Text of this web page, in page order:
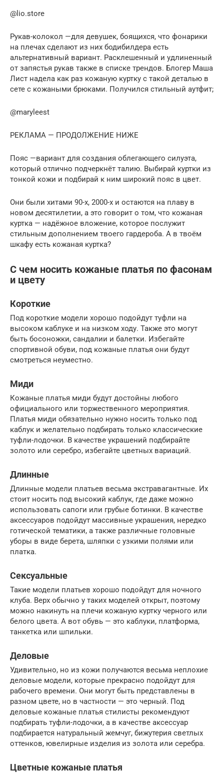
@lio.store
Рукав-колокол —для девушек, боящихся, что фонарики
на плечах сделают из них бодибилдера есть
альтернативный вариант. Расклешенный и удлиненный
от запястья рукав также в списке трендов. Блогер Маша
Лист надела как раз кожаную куртку с такой деталью в
сете с кожаными брюками. Получился стильный аутфит;
@maryleest
РЕКЛАМА — ПРОДОЛЖЕНИЕ НИЖЕ
Пояс —вариант для создания облегающего силуэта,
который отлично подчеркнёт талию. Выбирай куртки из
тонкой кожи и подбирай к ним широкий пояс в цвет.
Они были хитами 90-х, 2000-х и остаются на плаву в
новом десятилетии, а это говорит о том, что кожаная
куртка — надёжное вложение, которое послужит
стильным дополнением твоего гардероба. А в твоём
шкафу есть кожаная куртка?
С чем носить кожаные платья по фасонам
и цвету
Короткие
Под короткие модели хорошо подойдут туфли на
высоком каблуке и на низком ходу. Также это могут
быть босоножки, сандалии и балетки. Избегайте
спортивной обуви, под кожаные платья они будут
смотреться неуместно.
Миди
Кожаные платья миди будут достойны любого
официального или торжественного мероприятия.
Платья миди обязательно нужно носить только под
каблук и желательно подбирать только классические
туфли-лодочки. В качестве украшений подбирайте
золото или серебро, избегайте цветных вариаций.
Длинные
Длинные модели платьев весьма экстравагантные. Их
стоит носить под высокий каблук, где даже можно
использовать сапоги или грубые ботинки. В качестве
аксессуаров подойдут массивные украшения, нередко
готической тематики, а также различные головные
уборы в виде берета, шляпки с узкими полями или
платка.
Сексуальные
Такие модели платьев хорошо подойдут для ночного
клуба. Верх обычно у таких моделей открыт, поэтому
можно накинуть на плечи кожаную куртку черного или
белого цвета. А вот обувь — это каблуки, платформа,
танкетка или шпильки.
Деловые
Удивительно, но из кожи получаются весьма неплохие
деловые модели, которые прекрасно подойдут для
рабочего времени. Они могут быть представлены в
разном цвете, но в частности — это черный. Под
деловые кожаные платья стилисты рекомендуют
подбирать туфли-лодочки, а в качестве аксессуар
подбирается натуральный жемчуг, бижутерия светлых
оттенков, ювелирные изделия из золота или серебра.
Цветные кожаные платья